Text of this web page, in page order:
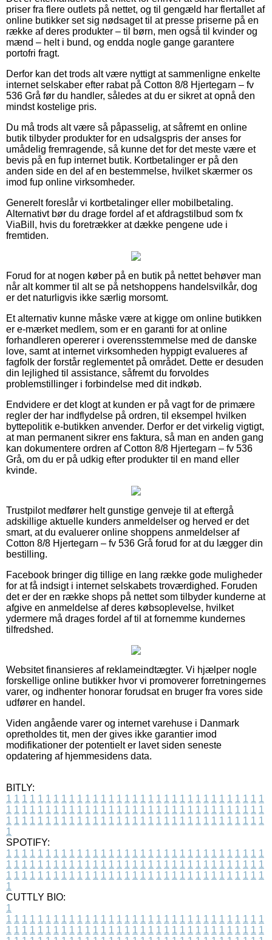
priser fra flere outlets på nettet, og til gengæld har flertallet af
online butikker set sig nødsaget til at presse priserne på en
række af deres produkter – til børn, men også til kvinder og
mænd – helt i bund, og endda nogle gange garantere
portofri fragt.
Derfor kan det trods alt være nyttigt at sammenligne enkelte
internet selskaber efter rabat på Cotton 8/8 Hjertegarn – fv
536 Grå før du handler, således at du er sikret at opnå den
mindst kostelige pris.
Du må trods alt være så påpasselig, at såfremt en online
butik tilbyder produkter for en udsalgspris der anses for
umådelig fremragende, så kunne det for det meste være et
bevis på en fup internet butik. Kortbetalinger er på den
anden side en del af en bestemmelse, hvilket skærmer os
imod fup online virksomheder.
Generelt foreslår vi kortbetalinger eller mobilbetaling.
Alternativt bør du drage fordel af et afdragstilbud som fx
ViaBill, hvis du foretrækker at dække pengene ude i
fremtiden.
Forud for at nogen køber på en butik på nettet behøver man
når alt kommer til alt se på netshoppens handelsvilkår, dog
er det naturligvis ikke særlig morsomt.
Et alternativ kunne måske være at kigge om online butikken
er e-mærket medlem, som er en garanti for at online
forhandleren opererer i overensstemmelse med de danske
love, samt at internet virksomheden hyppigt evalueres af
fagfolk der forstår reglementet på området. Dette er desuden
din lejlighed til assistance, såfremt du forvoldes
problemstillinger i forbindelse med dit indkøb.
Endvidere er det klogt at kunden er på vagt for de primære
regler der har indflydelse på ordren, til eksempel hvilken
byttepolitik e-butikken anvender. Derfor er det virkelig vigtigt,
at man permanent sikrer ens faktura, så man en anden gang
kan dokumentere ordren af Cotton 8/8 Hjertegarn – fv 536
Grå, om du er på udkig efter produkter til en mand eller
kvinde.
Trustpilot medfører helt gunstige genveje til at eftergå
adskillige aktuelle kunders anmeldelser og herved er det
smart, at du evaluerer online shoppens anmeldelser af
Cotton 8/8 Hjertegarn – fv 536 Grå forud for at du lægger din
bestilling.
Facebook bringer dig tillige en lang række gode muligheder
for at få indsigt i internet selskabets troværdighed. Foruden
det er der en række shops på nettet som tilbyder kunderne at
afgive en anmeldelse af deres købsoplevelse, hvilket
ydermere må drages fordel af til at fornemme kundernes
tilfredshed.
Websitet finansieres af reklameindtægter. Vi hjælper nogle
forskellige online butikker hvor vi promoverer forretningernes
varer, og indhenter honorar forudsat en bruger fra vores side
udfører en handel.
Viden angående varer og internet varehuse i Danmark
opretholdes tit, men der gives ikke garantier imod
modifikationer der potentielt er lavet siden seneste
opdatering af hjemmesidens data.
BITLY:
1 1 1 1 1 1 1 1 1 1 1 1 1 1 1 1 1 1 1 1 1 1 1 1 1 1 1 1 1 1 1 1 1
1 1 1 1 1 1 1 1 1 1 1 1 1 1 1 1 1 1 1 1 1 1 1 1 1 1 1 1 1 1 1 1 1
1 1 1 1 1 1 1 1 1 1 1 1 1 1 1 1 1 1 1 1 1 1 1 1 1 1 1 1 1 1 1 1 1
1
SPOTIFY:
1 1 1 1 1 1 1 1 1 1 1 1 1 1 1 1 1 1 1 1 1 1 1 1 1 1 1 1 1 1 1 1 1
1 1 1 1 1 1 1 1 1 1 1 1 1 1 1 1 1 1 1 1 1 1 1 1 1 1 1 1 1 1 1 1 1
1 1 1 1 1 1 1 1 1 1 1 1 1 1 1 1 1 1 1 1 1 1 1 1 1 1 1 1 1 1 1 1 1
1
CUTTLY BIO:
1
1 1 1 1 1 1 1 1 1 1 1 1 1 1 1 1 1 1 1 1 1 1 1 1 1 1 1 1 1 1 1 1 1
1 1 1 1 1 1 1 1 1 1 1 1 1 1 1 1 1 1 1 1 1 1 1 1 1 1 1 1 1 1 1 1 1